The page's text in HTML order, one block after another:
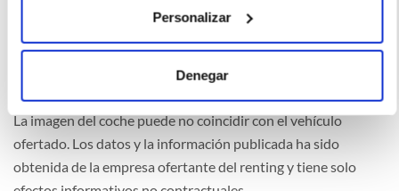
Personalizar
Denegar
aún, y no es una crítica es el día a dia
La imagen del coche puede no coincidir con el vehículo
ofertado. Los datos y la información publicada ha sido
obtenida de la empresa ofertante del renting y tiene solo